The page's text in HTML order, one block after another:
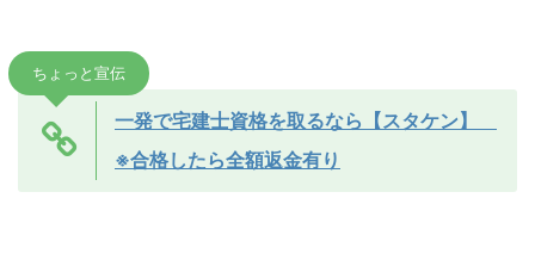
ちょっと宣伝
一発で宅建士資格を取るなら【スタケン】
※合格したら全額返金有り